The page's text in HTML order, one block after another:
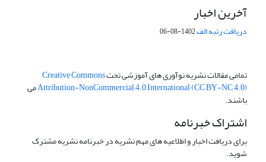
آخرین اخبار
دریافت رتبه الف1402-08-06
تمامی مقالات نشریه نوآوری های آموزشی تحتCreative Commons
Attribution-NonCommercial 4.0 International (CC BY-NC 4.0)می
باشند.
اشتراک خبرنامه
برای دریافت اخبار و اطلاعیه های مهم نشریه در خبرنامه نشریه مشترک
شوید.